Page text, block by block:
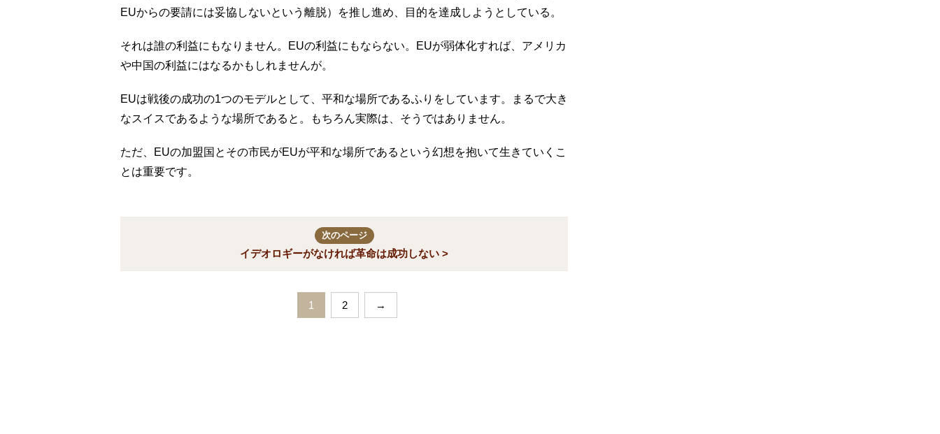
EUからの要請には妥協しないという離脱）を推し進め、目的を達成しようとしている。
それは誰の利益にもなりません。EUの利益にもならない。EUが弱体化すれば、アメリカ
や中国の利益にはなるかもしれませんが。
EUは戦後の成功の1つのモデルとして、平和な場所であるふりをしています。まるで大き
なスイスであるような場所であると。もちろん実際は、そうではありません。
ただ、EUの加盟国とその市民がEUが平和な場所であるという幻想を抱いて生きていくこ
とは重要です。
次のページ
イデオロギーがなければ革命は成功しない >
1 2 →